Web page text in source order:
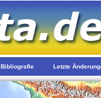
Bibliografie Letzte